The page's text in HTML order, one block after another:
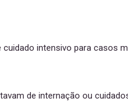
intensivo para casos
de internação ou